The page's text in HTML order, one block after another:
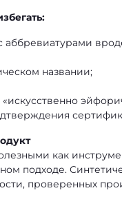
названии;
как
подходе.
проверенных